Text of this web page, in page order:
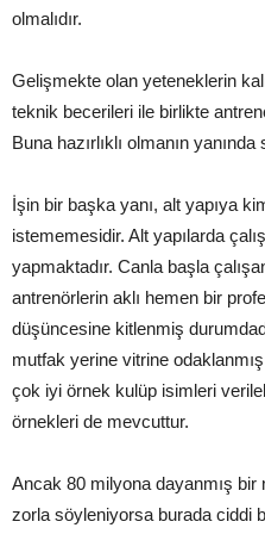
olmalıdır.
Gelişmekte olan yeteneklerin
teknik becerileri ile birlikte
Buna hazırlıklı olmanın
İşin bir başka yanı, alt yapıya
istememesidir. Alt yapılarda
yapmaktadır. Canla başla
antrenörlerin aklı hemen bir
düşüncesine kitlenmiş
mutfak yerine vitrine
çok iyi örnek kulüp isimleri
örnekleri de mevcuttur.
Ancak 80 milyona dayanmış
zorla söyleniyorsa burada ciddi